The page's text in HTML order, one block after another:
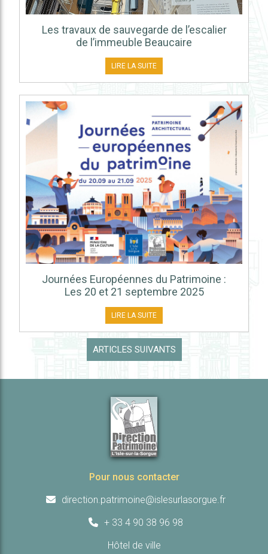
Les travaux de sauvegarde de l’escalier
de l’immeuble Beaucaire
LIRE LA SUITE
Journées Européennes du Patrimoine :
Les 20 et 21 septembre 2025
LIRE LA SUITE
ARTICLES SUIVANTS
Pour nous contacter
direction.patrimoine@islesurlasorgue.fr
+ 33 4 90 38 96 98
Hôtel de ville